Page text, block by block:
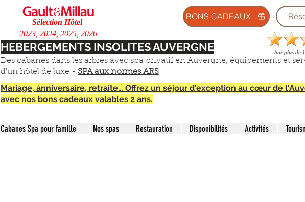
Sélection Hôtel
2023, 2024, 2025, 2026
BONS CADEAUX
HEBERGEMENTS INSOLITES AUVERGNE Sur plus de
Des cabanes dans les arbres avec spa privatif en Auvergne, équipements et
d'un hôtel de luxe - SPA aux normes ARS
Mariage, anniversaire, retraite… Offrez un séjour d'exception au cœur de
avec nos bons cadeaux valables 2 ans.
Cabanes Spa pour famille Nos spas Restauration Disponibilités Activités